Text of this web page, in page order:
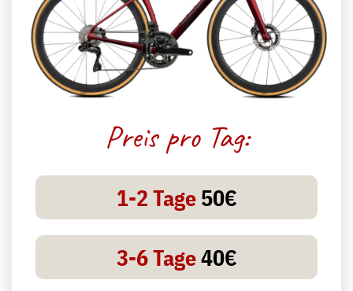
Preis pro Tag:
1-2 Tage50€
3-6 Tage40€